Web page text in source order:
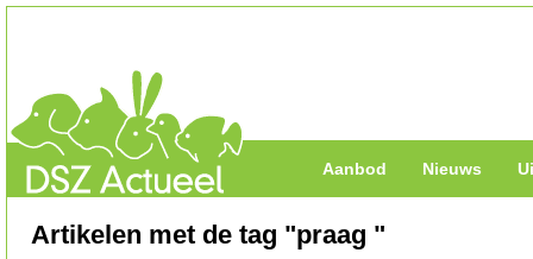
Aanbod Nieuws
Artikelen met de tag "praag "